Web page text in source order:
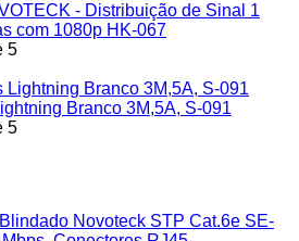
- Distribuição de Sinal 1
com 1080p HK-067
5
Branco 3M,5A, S-091
5